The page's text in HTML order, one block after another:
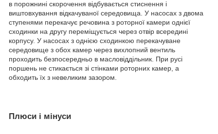
в порожнині скорочення відбувається стиснення і
виштовхування відкачуваної середовища. У насосах з двома
ступенями перекачує речовина з роторної камери однієї
сходинки на другу переміщується через отвір всередині
корпусу. У насосах з однією сходинкою перекачуване
середовище з обох камер через вихлопний вентиль
проходить безпосередньо в масловіддільник. При русі
поршень не стикається зі стінками роторних камер, а
обходить їх з невеликим зазором.
Плюси і мінуси